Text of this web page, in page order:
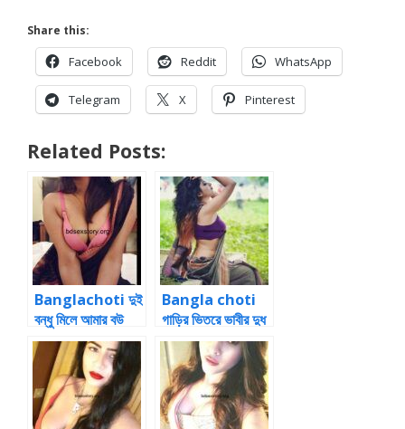
Share this:
Facebook Reddit WhatsApp
Telegram X Pinterest
Related Posts:
Banglachoti দুই
বন্ধু মিলে আমার বউ
তুলি কে চুদলাম
Bangla choti
গাড়ির ভিতরে ভাবীর দুধ
ধরে